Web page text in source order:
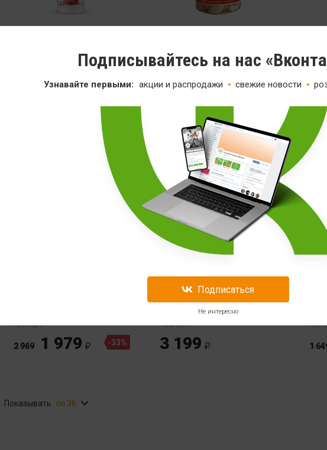
White 25мг
100 таб
3 299
2 кап
100 кап
2 969 1 979 -33%
Термодженик Nutrex
Research Lipo-6 Black
120 кап
3 199
100
1
Показывать 36
Подписывайтесь на нас
Узнавайте первыми: акции и распродажи свежие новости
Подписаться
Не интересно